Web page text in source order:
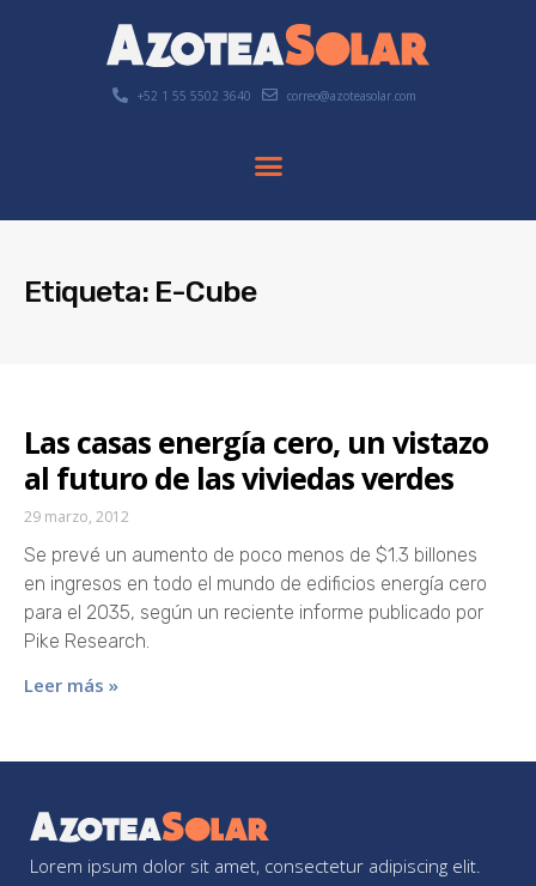
+52 1 55 5502 3640 correo@azoteasolar.com
Etiqueta: E-Cube
Las casas energía cero, un vistazo
al futuro de las viviedas verdes
29 marzo, 2012
Se prevé un aumento de poco menos de $1.3 billones
en ingresos en todo el mundo de edificios energía cero
para el 2035, según un reciente informe publicado por
Pike Research.
Leer más »
Lorem ipsum dolor sit amet, consectetur adipiscing elit.